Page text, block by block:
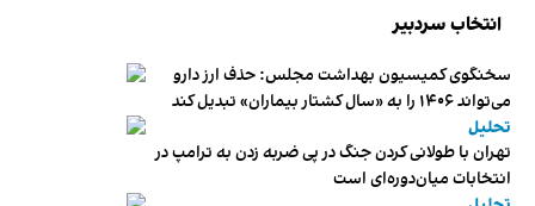
انتخاب سردبیر
سخنگوی کمیسیون بهداشت مجلس: حذف ارز دارو
می‌تواند ۱۴۰۶ را به «سال کشتار بیماران» تبدیل کند
تحلیل
تهران با طولانی کردن جنگ در پی ضربه زدن به ترامپ در
انتخابات میان‌دوره‌ای است